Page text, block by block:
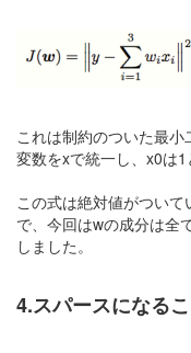
これは制約のついた最
変数をxで統一し、x0は1
この式は絶対値がつい
で、今回はwの成分は全
しました。
4.スパースになる